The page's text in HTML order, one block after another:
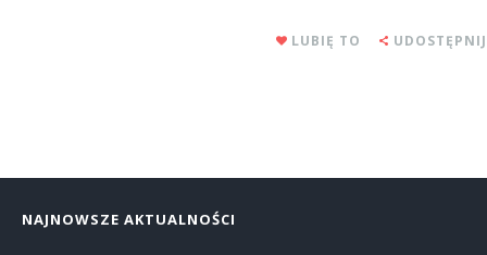
LUBIĘ TO UDOSTĘPNIJ
NAJNOWSZE AKTUALNOŚCI